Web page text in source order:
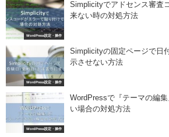
WordPress設定・操作
Simplicityでアドセンス審査
来ない時の対処方法
WordPress設定・操作
Simplicityの固定ページで日
示させない方法
WordPress設定・操作
WordPressで『テーマの編
い場合の対処方法